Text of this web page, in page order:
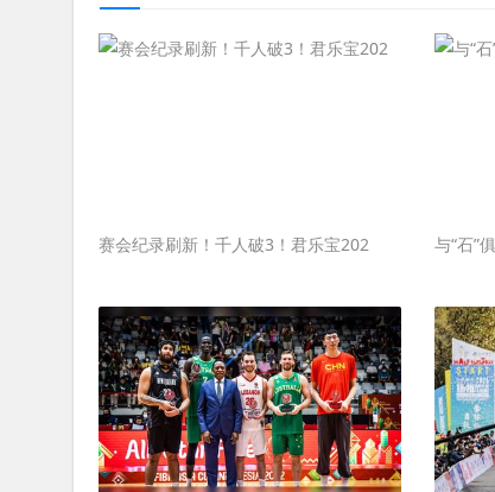
赛会纪录刷新！千人破3！君乐宝202 与“石”